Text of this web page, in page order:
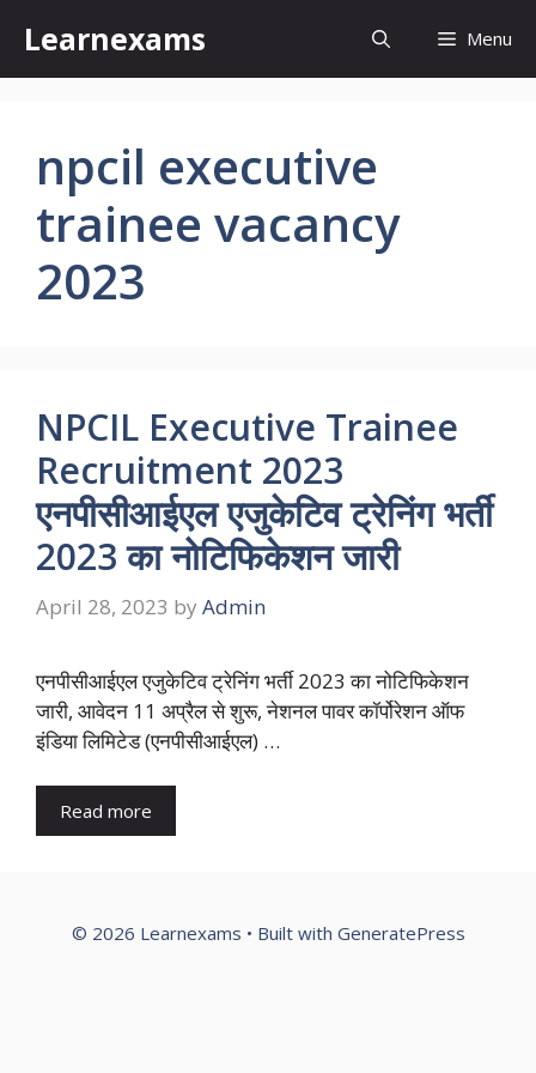
content
Learnexams Menu
npcil executive
trainee vacancy
2023
NPCIL Executive Trainee
Recruitment 2023
एनपीसीआईएल एजुकेटिव ट्रेनिंग भर्ती
2023 का नोटिफिकेशन जारी
April 28, 2023 by Admin
एनपीसीआईएल एजुकेटिव ट्रेनिंग भर्ती 2023 का नोटिफिकेशन
जारी, आवेदन 11 अप्रैल से शुरू, नेशनल पावर कॉर्पोरेशन ऑफ
इंडिया लिमिटेड (एनपीसीआईएल) …
Read more
© 2026 Learnexams • Built with GeneratePress